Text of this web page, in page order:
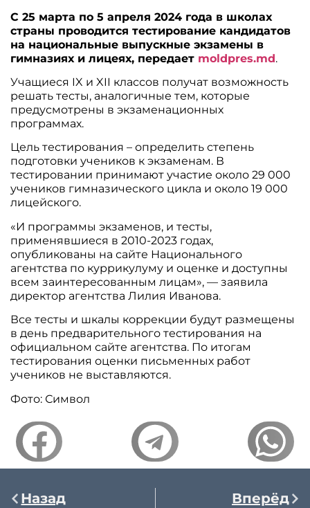
С 25 марта по 5 апреля 2024 года в школах
страны проводится тестирование кандидатов
на национальные выпускные экзамены в
гимназиях и лицеях, передает moldpres.md.
Учащиеся IX и XII классов получат возможность
решать тесты, аналогичные тем, которые
предусмотрены в экзаменационных
программах.
Цель тестирования – определить степень
подготовки учеников к экзаменам. В
тестировании принимают участие около 29 000
учеников гимназического цикла и около 19 000
лицейского.
«И программы экзаменов, и тесты,
применявшиеся в 2010-2023 годах,
опубликованы на сайте Национального
агентства по куррикулуму и оценке и доступны
всем заинтересованным лицам», — заявила
директор агентства Лилия Иванова.
Все тесты и шкалы коррекции будут размещены
в день предварительного тестирования на
официальном сайте агентства. По итогам
тестирования оценки письменных работ
учеников не выставляются.
Фото: Символ
Назад Вперёд